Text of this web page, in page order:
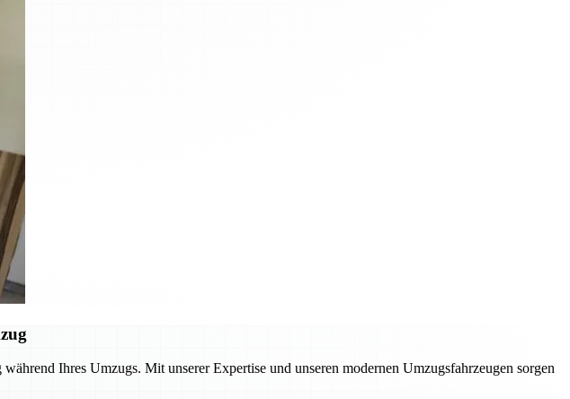
Ihres Umzugs. Mit unserer Expertise und unseren modernen Umzugsfahrzeugen sorgen